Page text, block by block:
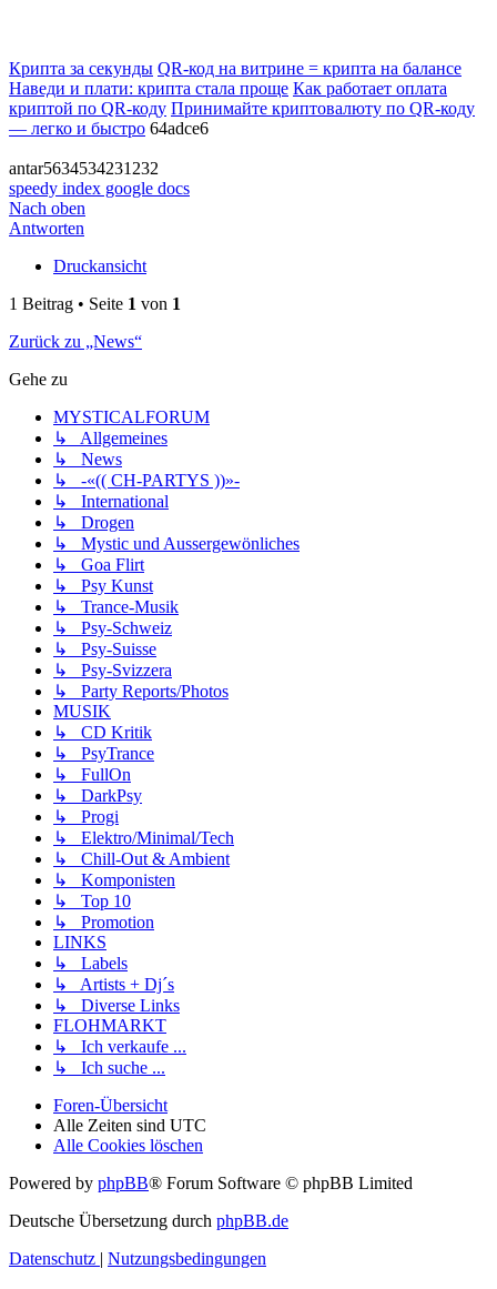
Крипта за секунды QR-код на витрине = крипта на балансе
Наведи и плати: крипта стала проще Как работает оплата
криптой по QR-коду Принимайте криптовалюту по QR-коду
— легко и быстро 64adce6
antar5634534231232
speedy index google docs
Nach oben
Antworten
Druckansicht
1 Beitrag • Seite 1 von 1
Zurück zu „News“
Gehe zu
MYSTICALFORUM
↳ Allgemeines
↳ News
↳ -«(( CH-PARTYS ))»-
↳ International
↳ Drogen
↳ Mystic und Aussergewönliches
↳ Goa Flirt
↳ Psy Kunst
↳ Trance-Musik
↳ Psy-Schweiz
↳ Psy-Suisse
↳ Psy-Svizzera
↳ Party Reports/Photos
MUSIK
↳ CD Kritik
↳ PsyTrance
↳ FullOn
↳ DarkPsy
↳ Progi
↳ Elektro/Minimal/Tech
↳ Chill-Out & Ambient
↳ Komponisten
↳ Top 10
↳ Promotion
LINKS
↳ Labels
↳ Artists + Dj´s
↳ Diverse Links
FLOHMARKT
↳ Ich verkaufe ...
↳ Ich suche ...
Foren-Übersicht
Alle Zeiten sind UTC
Alle Cookies löschen
Powered by phpBB® Forum Software © phpBB Limited
Deutsche Übersetzung durch phpBB.de
Datenschutz | Nutzungsbedingungen